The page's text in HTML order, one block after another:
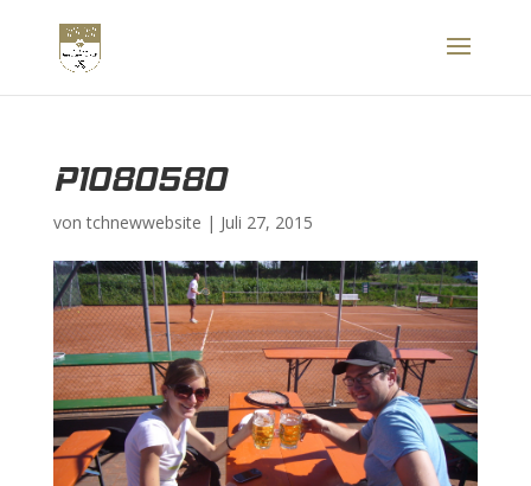
P1080580
vontchnewwebsite | Juli 27, 2015